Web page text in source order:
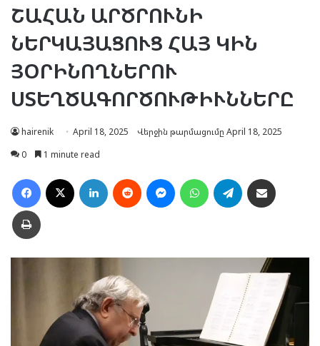
ՇԱՀԱՆ ԱՐԾՐՈՒՆԻ
ՆԵՐԿԱՅԱՑՈՒՑ ՀԱՅ ԿԻՆ
ՅՕՐԻՆՈՂՆԵՐՈՒ
ՍՏԵՂԾԱԳՈՐԾՈՒԹԻՒՆՆԵՐԸ
hairenik April 18, 2025
Վերջին թարմացումը April 18, 2025
0
1 minute read
Facebook LinkedIn Reddit MessengerWhatsAppTelegram
Տպել